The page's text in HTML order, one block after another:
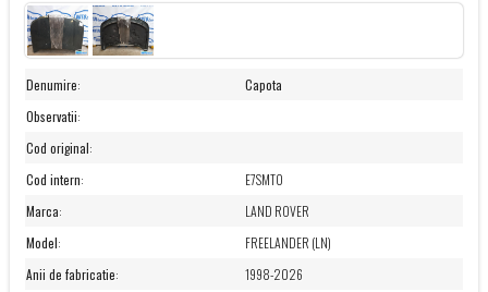
Denumire:
Capota
Observatii:
Cod original:
Cod intern:
E7SMT0
Marca:
LAND ROVER
Model:
FREELANDER (LN)
Anii de fabricatie:
1998-2026